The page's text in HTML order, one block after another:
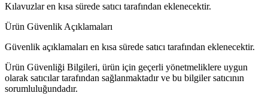
Kılavuzlar en kısa sürede satıcı tarafından eklenecektir.
Ürün Güvenlik Açıklamaları
Güvenlik açıklamaları en kısa sürede satıcı tarafından eklenecektir.
Ürün Güvenliği Bilgileri, ürün için geçerli yönetmeliklere uygun
olarak satıcılar tarafından sağlanmaktadır ve bu bilgiler satıcının
sorumluluğundadır.